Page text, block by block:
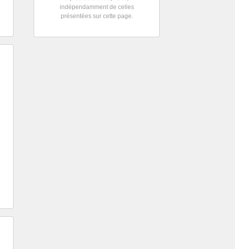
indépendamment de celles
présentées sur cette page.